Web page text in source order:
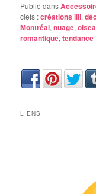
Publié dans
clefs :créations lili,
Montréal,nuage,
romantique,tendance
LIENS